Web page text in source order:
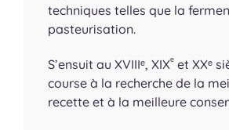
techniques telles que la
pasteurisation.
S’ensuit au XVIIIᵉ, XIXᵉ et XXᵉ
course à la recherche de la
recette et à la meilleure